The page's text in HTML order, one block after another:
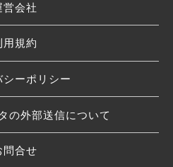
営会社
用規約
シーポリシー
の外部送信について
問合せ